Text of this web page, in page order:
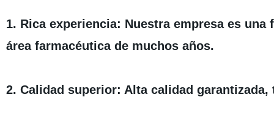
1. Rica experiencia: Nuestra empresa es
área farmacéutica de muchos años.
2. Calidad superior: Alta calidad garantizada,